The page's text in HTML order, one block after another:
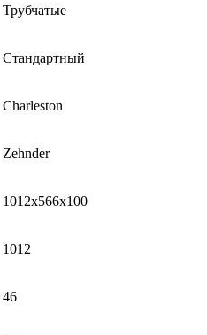
Трубчатые
Стандартный
Charleston
Zehnder
1012x566x100
1012
46